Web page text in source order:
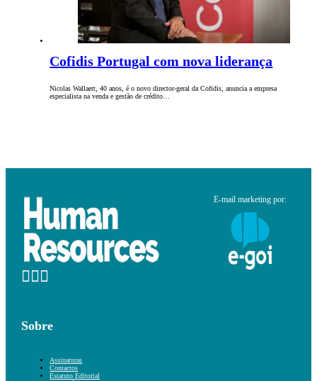
Cofidis Portugal com nova liderança
Nicolas Wallaert, 40 anos, é o novo director-geral da Cofidis, anuncia a empresa
especialista na venda e gestão de crédito…
E-mail marketing por:
Sobre
Assinaturas
Contactos
Estatuto Editorial